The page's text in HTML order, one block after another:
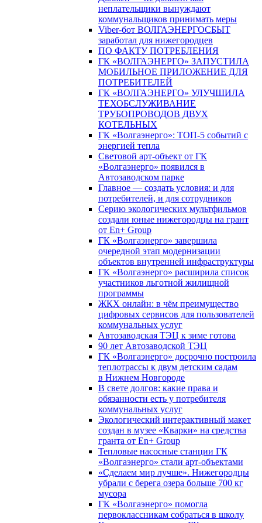
неплательщики вынуждают
коммунальщиков принимать меры
Viber-бот ВОЛГАЭНЕРГОСБЫТ
заработал для нижегородцев
ПО ФАКТУ ПОТРЕБЛЕНИЯ
ГК «ВОЛГАЭНЕРГО» ЗАПУСТИЛА
МОБИЛЬНОЕ ПРИЛОЖЕНИЕ ДЛЯ
ПОТРЕБИТЕЛЕЙ
ГК «ВОЛГАЭНЕРГО» УЛУЧШИЛА
ТЕХОБСЛУЖИВАНИЕ
ТРУБОПРОВОДОВ ДВУХ
КОТЕЛЬНЫХ
ГК «Волгаэнерго»: ТОП-5 событий с
энергией тепла
Световой арт-объект от ГК
«Волгаэнерго» появился в
Автозаводском парке
Главное — создать условия: и для
потребителей, и для сотрудников
Серию экологических мультфильмов
создали юные нижегородцы на грант
от En+ Group
ГК «Волгаэнерго» завершила
очередной этап модернизации
объектов внутренней инфраструктуры
ГК «Волгаэнерго» расширила список
участников льготной жилищной
программы
ЖКХ онлайн: в чём преимущество
цифровых сервисов для пользователей
коммунальных услуг
Автозаводская ТЭЦ к зиме готова
90 лет Автозаводской ТЭЦ
ГК «Волгаэнерго» досрочно построила
теплотрассы к двум детским садам
в Нижнем Новгороде
В свете долгов: какие права и
обязанности есть у потребителя
коммунальных услуг
Экологический интерактивный макет
создан в музее «Кварки» на средства
гранта от En+ Group
Тепловые насосные станции ГК
«Волгаэнерго» стали арт-объектами
«Сделаем мир лучше». Нижегородцы
убрали с берега озера больше 700 кг
мусора
ГК «Волгаэнерго» помогла
первоклассникам собраться в школу